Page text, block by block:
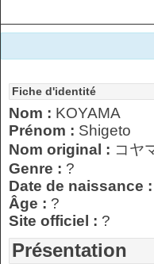
Fiche d'identité
Nom : KOYAMA
Prénom : Shigeto
Nom original : コヤ
Genre : ?
Date de naissance :
Âge : ?
Site officiel : ?
Présentation